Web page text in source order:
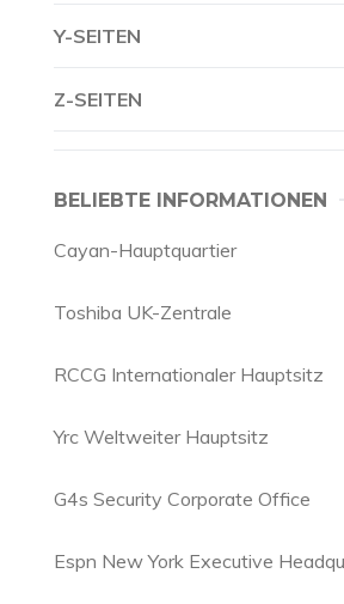
Y-SEITEN
Z-SEITEN
BELIEBTE INFORMATIONEN
Cayan-Hauptquartier
Toshiba UK-Zentrale
RCCG Internationaler Hauptsitz
Yrc Weltweiter Hauptsitz
G4s Security Corporate Office
Espn New York Executive